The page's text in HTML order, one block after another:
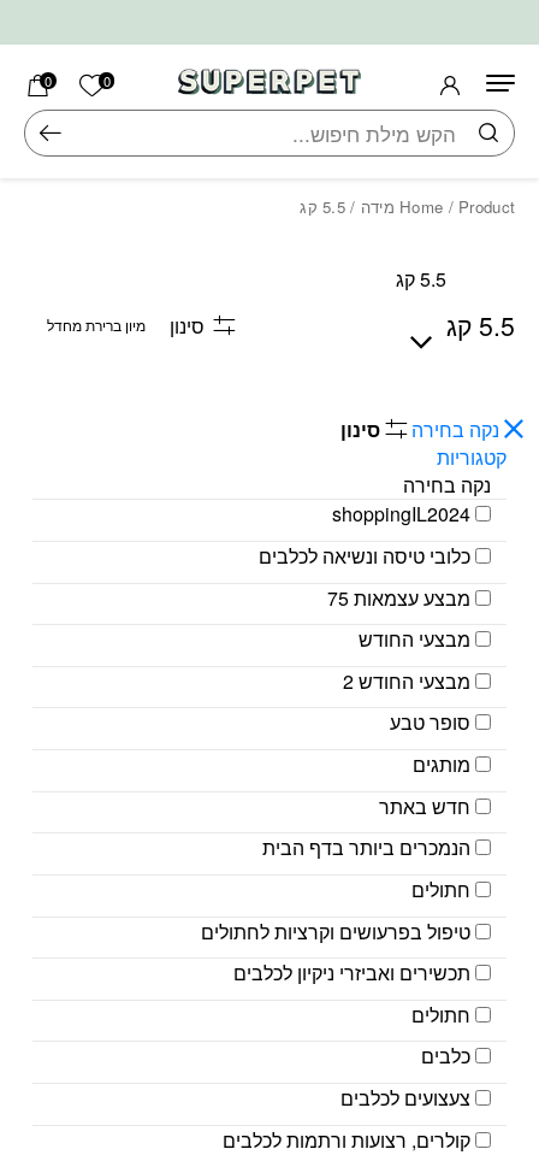
0 הרשימה
0
חיפוש
Home / Product מידה / 5.5 קג
5.5 קג
5.5 קג
סינון
נקה בחירה
סינון
קטגוריות
נקה בחירה
shoppingIL2024
כלובי טיסה ונשיאה לכלבים
מבצע עצמאות 75
מבצעי החודש
מבצעי החודש 2
סופר טבע
מותגים
חדש באתר
הנמכרים ביותר בדף הבית
חתולים
טיפול בפרעושים וקרציות לחתולים
תכשירים ואביזרי ניקיון לכלבים
חתולים
כלבים
צעצועים לכלבים
קולרים, רצועות ורתמות לכלבים